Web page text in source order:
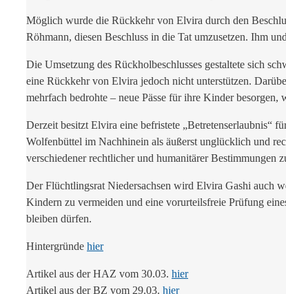
Möglich wurde die Rückkehr von Elvira durch den
Röhmann, diesen Beschluss in die Tat umzusetzen. Ihm
Die Umsetzung des Rückholbeschlusses gestaltete sich
eine Rückkehr von Elvira jedoch nicht unterstützen.
mehrfach bedrohte – neue Pässe für ihre Kinder
Derzeit besitzt Elvira eine befristete „Betretenserlaubnis“
Wolfenbüttel im Nachhinein als äußerst unglücklich und
verschiedener rechtlicher und humanitärer Bestimmungen
Der Flüchtlingsrat Niedersachsen wird Elvira Gashi auch
Kindern zu vermeiden und eine vorurteilsfreie Prüfung
bleiben dürfen.
Hintergründe hier
Artikel aus der HAZ vom 30.03. hier
Artikel aus der BZ vom 29.03. hier